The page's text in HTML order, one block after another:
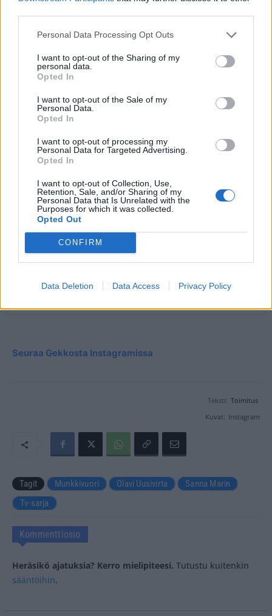
Personal Data Processing Opt Outs
I want to opt-out of the Sharing of my
personal data.
Opted In
I want to opt-out of the Sale of my
Personal Data.
Opted In
I want to opt-out of processing my
Personal Data for Targeted Advertising.
Opted In
I want to opt-out of Collection, Use,
Retention, Sale, and/or Sharing of my
Personal Data that Is Unrelated with the
Purposes for which it was collected.
Opted Out
CONFIRM
Data Deletion Data Access Privacy Policy
Seuraa Gekkosta Instagramissa
Teksti: Toimitus
Kuvat: Instagram
Tagit Munkkivuori Olavi Uusivirta
Sanna Marin
Tv-sarja
Kommenttiosio
Heräsikö ajatuksia? Kerro mielipiteesi. Tutustu kuitenkin
sääntöihin.